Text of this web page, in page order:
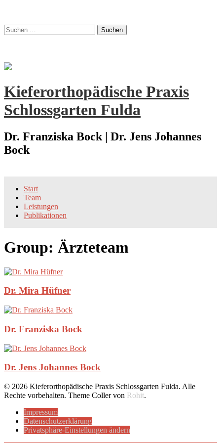
Zum
Inhalt
Suchen
nach:
Kieferorthopädische Praxis
Schlossgarten Fulda
Dr. Franziska Bock | Dr. Jens Johannes
Bock
Start
Team
Leistungen
Publikationen
Group: Ärzteteam
Dr. Mira Hüfner
Dr. Franziska Bock
Dr. Jens Johannes Bock
© 2026 Kieferorthopädische Praxis Schlossgarten Fulda. Alle
Rechte vorbehalten. Theme Coller von Rohit.
Impressum
Datenschutzerklärung
Privatsphäre-Einstellungen ändern